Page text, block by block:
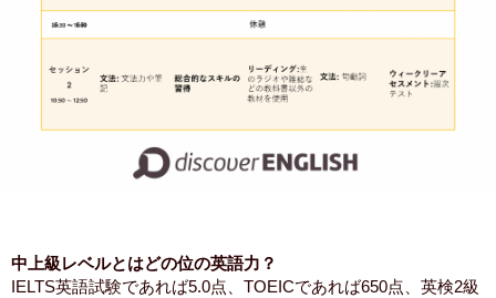
中上級レベルとはどの位の英語力？
IELTS英語試験であれば5.0点、TOEICであれば650点、英検2級